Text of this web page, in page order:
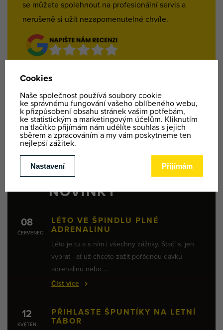
se můžete spolehnout na profesionální servis a
nerušeně si užít nezapomenutelné chvíle.
NOVINKY
08
ČERVENEC
LÉTO VE ŠPINDLU PLNÉ
ADRENALINU
Léto je tu a s ním i všechny zážitky. Stačí si jen
vybrat - ať už chcete zažít pořádnou dávku
adrenalinu nebo ...
Číst více
12
KVĚTEN
PŘIHLASTE ŠPUNTÍKY NA LETNÍ
TÁBOR